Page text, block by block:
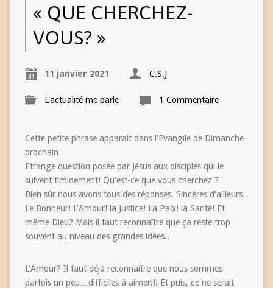
« QUE CHERCHEZ-
VOUS? »
11 janvier 2021 C.S.J
L'actualité me parle 1 Commentaire
Cette petite phrase apparait dans l’Evangile de Dimanche
prochain…
Etrange question posée par Jésus aux disciples qui le
suivent timidement! Qu’est-ce que vous cherchez ?
Bien sûr nous avons tous des réponses. Sincères d’ailleurs..
Le Bonheur! L’Amour! la Justice! La Paix! la Santé! Et
même Dieu? Mais il faut reconnaître que ça reste trop
souvent au niveau des grandes idées..
L’Amour? Il faut déjà reconnaître que nous sommes
parfois un peu…difficiles à aimer!!! Et puis, ce ne serait